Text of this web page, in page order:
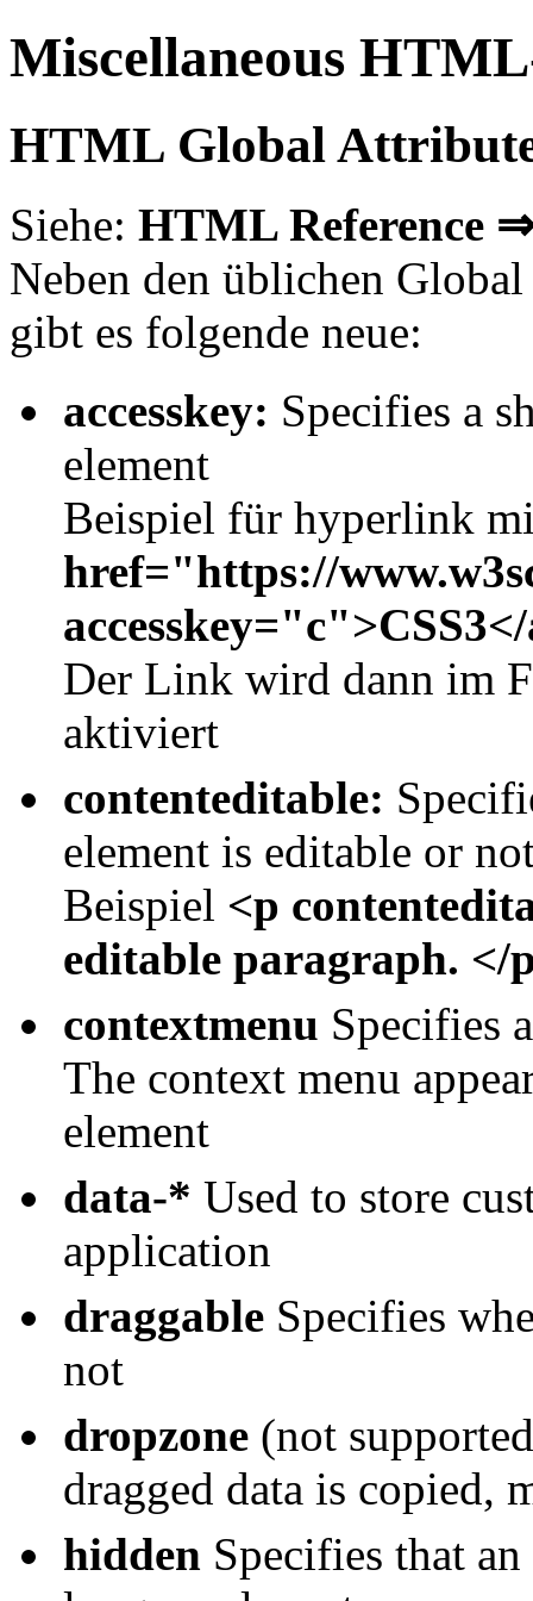
Miscellaneous
HTML Global
Siehe: HTML Reference
Neben den üblichen
gibt es folgende neue:
accesskey: Specifies a
element
Beispiel für hyperlink
href="https://
Der Link wird dann im
aktiviert
contenteditable:
element is editable or
Beispiel <p
editable paragraph. </
contextmenu Specifies
The context menu
element
data-* Used to store
application
draggable Specifies
not
dropzone (not
dragged data is copied,
hidden Specifies that